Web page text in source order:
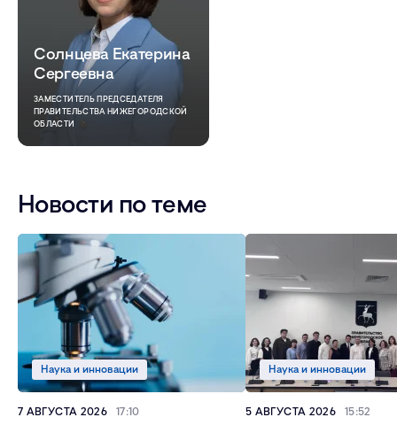
Солнцева Екатерина
Сергеевна
ЗАМЕСТИТЕЛЬ ПРЕДСЕДАТЕЛЯ
ПРАВИТЕЛЬСТВА НИЖЕГОРОДСКОЙ
ОБЛАСТИ
Новости по теме
Наука и инновации
7 АВГУСТА 2026 17:10
Наука и инновации
5 АВГУСТА 2026 15:52